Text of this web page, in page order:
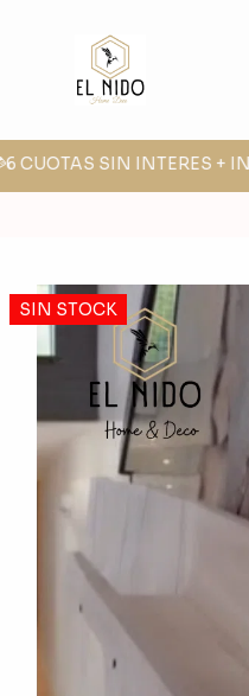
CUOTAS SIN INTERES +
SIN STOCK